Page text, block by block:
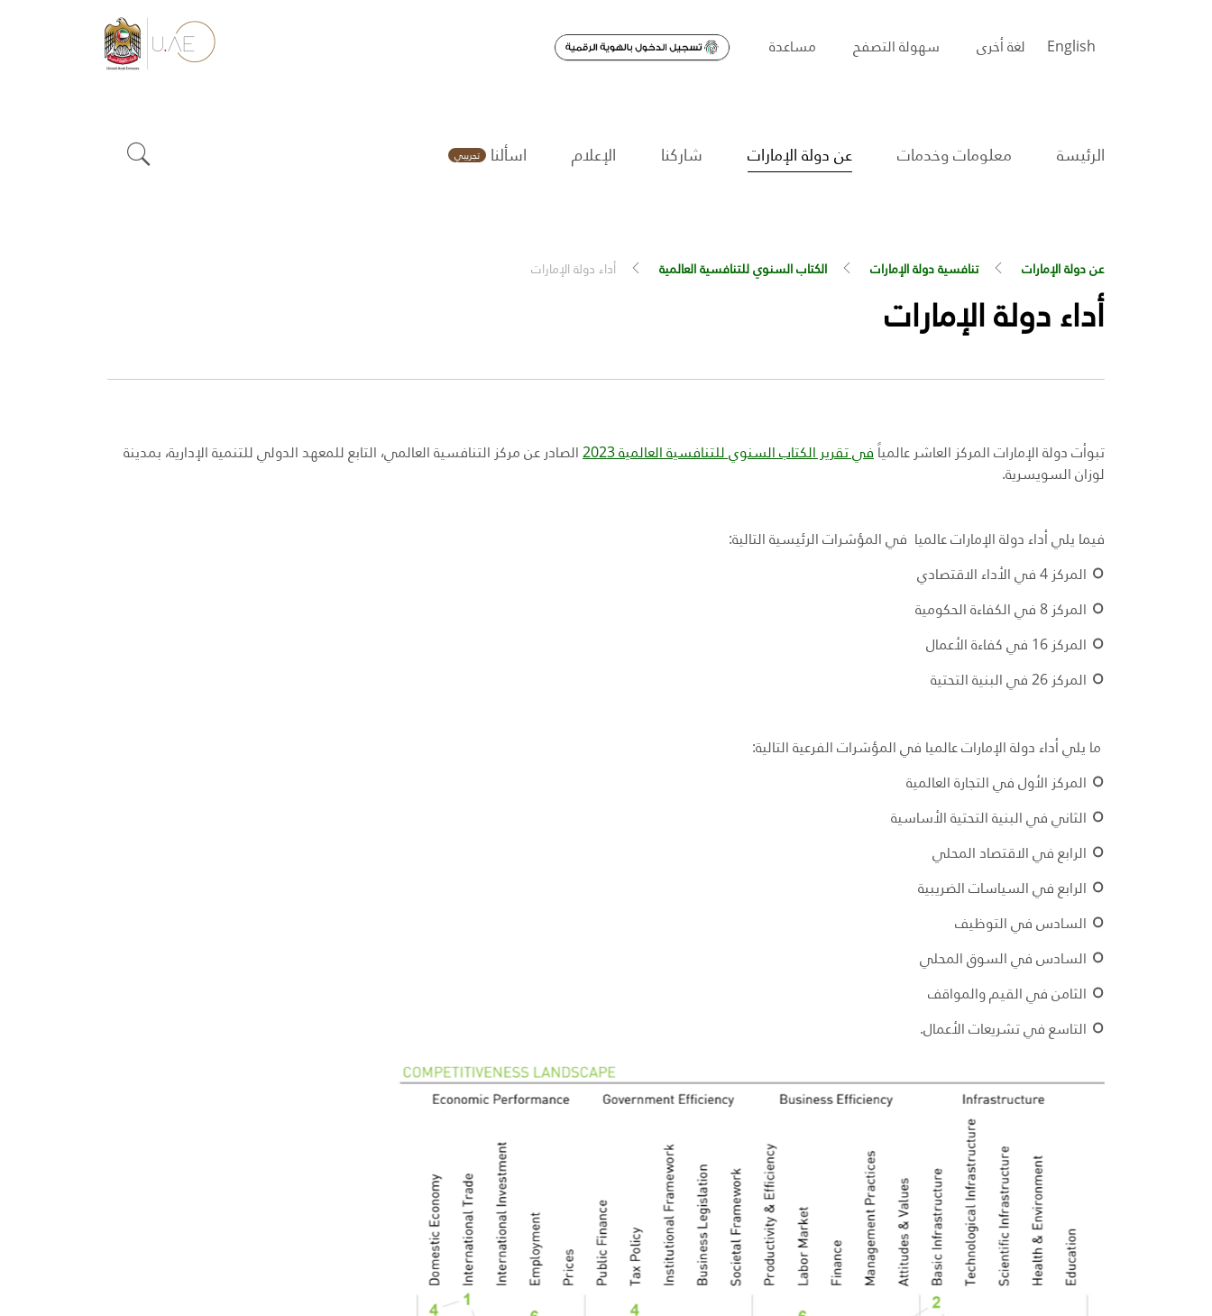
English لغة أخرى سهولة التصفح مساعدة
الرئيسة معلومات وخدمات عن دولة الإمارات شاركنا الإعلام اسألنا تجريبي
عن دولة الإمارات تنافسية دولة الإمارات الكتاب السنوي للتنافسية العالمية أداء دولة الإمارات
أداء دولة الإمارات
تبوأت دولة الإمارات المركز العاشر عالمياً في تقرير الكتاب السنوي للتنافسية العالمية 2023
الصادر عن مركز التنافسية العالمي، التابع للمعهد الدولي للتنمية الإدارية، بمدينة
لوزان السويسرية.
فيما يلي أداء دولة الإمارات عالميا في المؤشرات الرئيسية التالية:
المركز 4 في الأداء الاقتصادي
المركز 8 في الكفاءة الحكومية
المركز 16 في كفاءة الأعمال
المركز 26 في البنية التحتية
ما يلي أداء دولة الإمارات عالميا في المؤشرات الفرعية التالية:
المركز الأول في التجارة العالمية
الثاني في البنية التحتية الأساسية
الرابع في الاقتصاد المحلي
الرابع في السياسات الضريبية
السادس في التوظيف
السادس في السوق المحلي
الثامن في القيم والمواقف
التاسع في تشريعات الأعمال.